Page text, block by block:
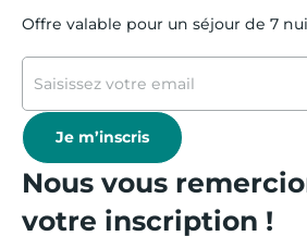
Offre valable pour un séjour de 7
Je m’inscris
Nous vous
votre inscription !